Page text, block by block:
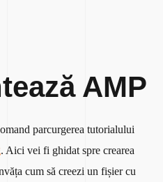
AMP
parcurgerea tutorialului
. Aici vei fi ghidat spre crearea
cum să creezi un fișier cu